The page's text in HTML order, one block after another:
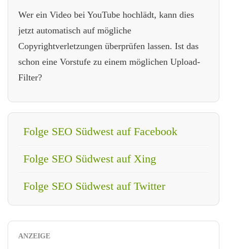
Wer ein Video bei YouTube hochlädt, kann dies
jetzt automatisch auf mögliche
Copyrightverletzungen überprüfen lassen. Ist das
schon eine Vorstufe zu einem möglichen Upload-
Filter?
Folge SEO Südwest auf Facebook
Folge SEO Südwest auf Xing
Folge SEO Südwest auf Twitter
ANZEIGE